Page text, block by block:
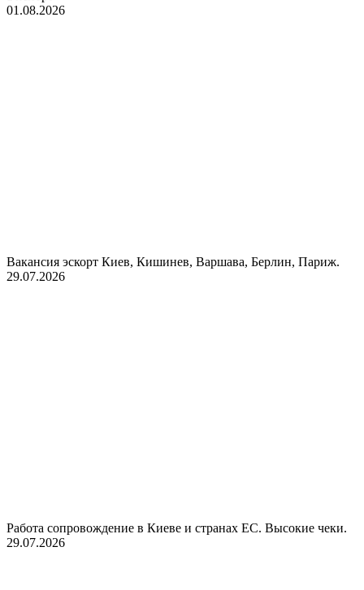
01.08.2026
Вакансия эскорт Киев, Кишинев, Варшава, Берлин, Париж.
29.07.2026
Работа сопровождение в Киеве и странах ЕС. Высокие чеки.
29.07.2026